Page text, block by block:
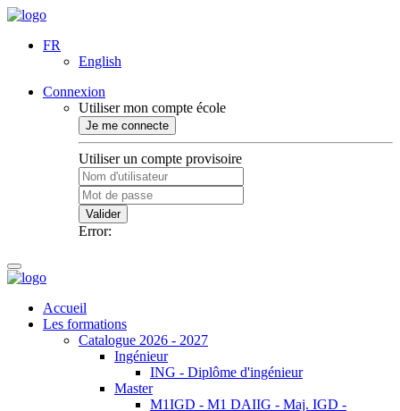
FR
English
Connexion
Utiliser mon compte école
Je me connecte
Utiliser un compte provisoire
Valider
Error:
Accueil
Les formations
Catalogue 2026 - 2027
Ingénieur
ING - Diplôme d'ingénieur
Master
M1IGD - M1 DAIIG - Maj. IGD -